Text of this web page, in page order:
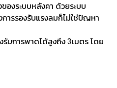
องระบบหลังคา ด้วยระบบ
การรองรับแรงลมก็ไม่ใช่ปัญหา
รับการพาดได้สูงถึง 3เมตร โดย